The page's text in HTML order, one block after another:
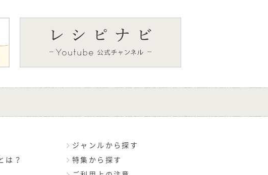
は？
ジャンルから探す
特集から探す